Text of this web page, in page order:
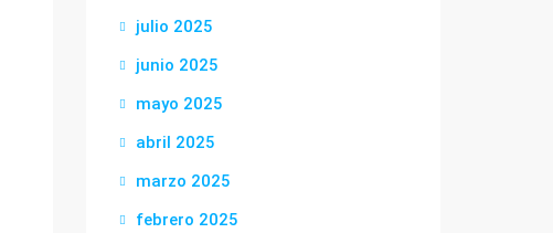
julio 2025
junio 2025
mayo 2025
abril 2025
marzo 2025
febrero 2025